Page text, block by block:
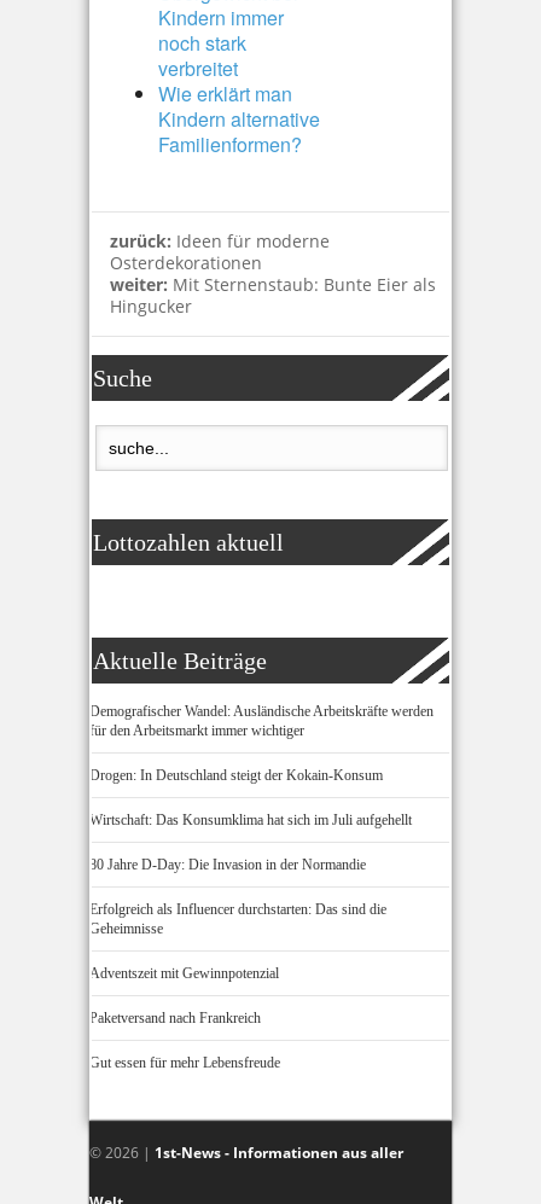
Kindern immer
noch stark
verbreitet
Wie erklärt man
Kindern alternative
Familienformen?
zurück: Ideen für moderne
Osterdekorationen
weiter: Mit Sternenstaub: Bunte Eier als
Hingucker
Suche
Lottozahlen aktuell
Aktuelle Beiträge
Demografischer Wandel: Ausländische Arbeitskräfte werden
für den Arbeitsmarkt immer wichtiger
Drogen: In Deutschland steigt der Kokain-Konsum
Wirtschaft: Das Konsumklima hat sich im Juli aufgehellt
80 Jahre D-Day: Die Invasion in der Normandie
Erfolgreich als Influencer durchstarten: Das sind die
Geheimnisse
Adventszeit mit Gewinnpotenzial
Paketversand nach Frankreich
Gut essen für mehr Lebensfreude
© 2026 | 1st-News - Informationen aus aller